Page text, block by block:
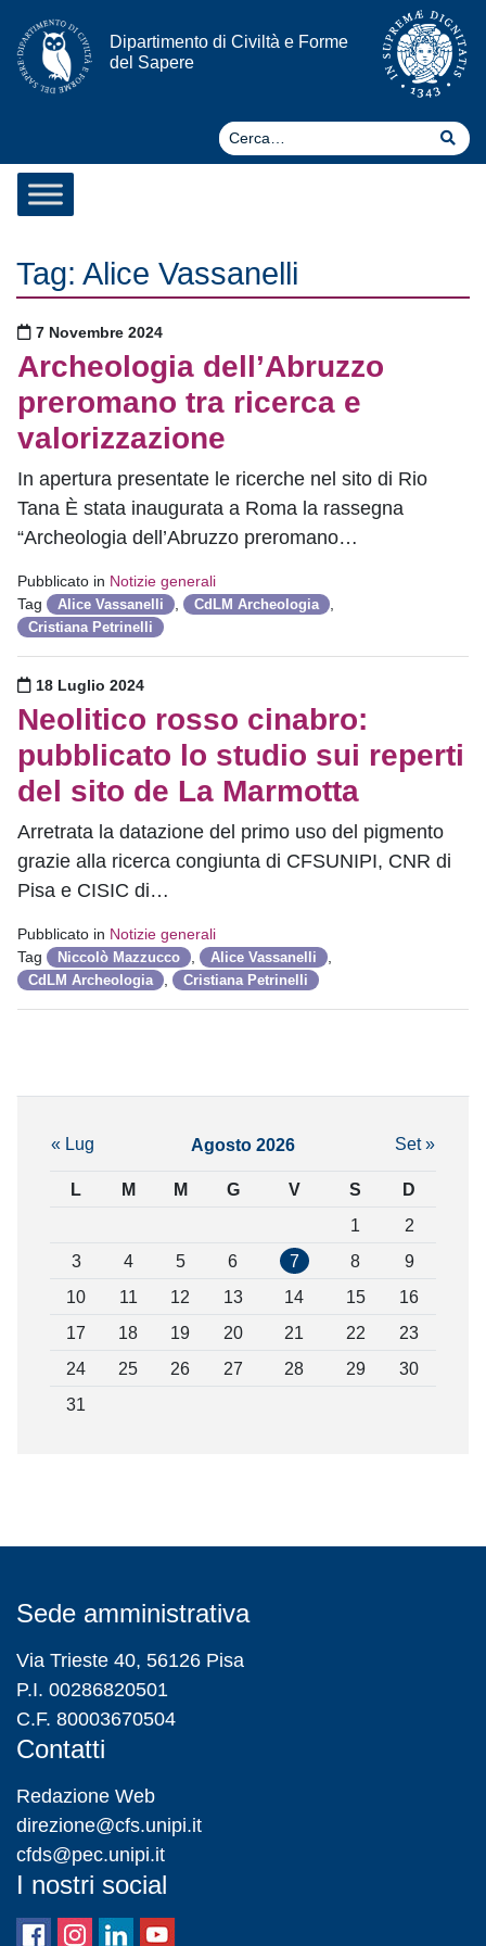
Vai al contenuto
Dipartimento di Civiltà e Forme
del Sapere
Tag: Alice Vassanelli
Pubblicato il
7 Novembre 2024
Archeologia dell’Abruzzo
preromano tra ricerca e
valorizzazione
In apertura presentate le ricerche nel sito di Rio
Tana È stata inaugurata a Roma la rassegna
“Archeologia dell’Abruzzo preromano…
Pubblicato in Notizie generali
Tag
Alice Vassanelli CdLM Archeologia
Cristiana Petrinelli
Pubblicato il
18 Luglio 2024
Neolitico rosso cinabro:
pubblicato lo studio sui reperti
del sito de La Marmotta
Arretrata la datazione del primo uso del pigmento
grazie alla ricerca congiunta di CFSUNIPI, CNR di
Pisa e CISIC di…
Pubblicato in Notizie generali
Tag
Niccolò Mazzucco Alice Vassanelli
CdLM Archeologia Cristiana Petrinelli
Agosto 2026
L M M G V S D
« Lug Set »
1
2
3
4 5 6 7 8
9
10
11 12 13 14 15
16
17
18 19 20 21 22
23
24
25 26 27 28 29
30
31
Sede amministrativa
Via Trieste 40, 56126 Pisa
P.I. 00286820501
C.F. 80003670504
Contatti
Redazione Web
direzione@cfs.unipi.it
cfds@pec.unipi.it
I nostri social